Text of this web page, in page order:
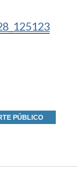
PÚBLICO